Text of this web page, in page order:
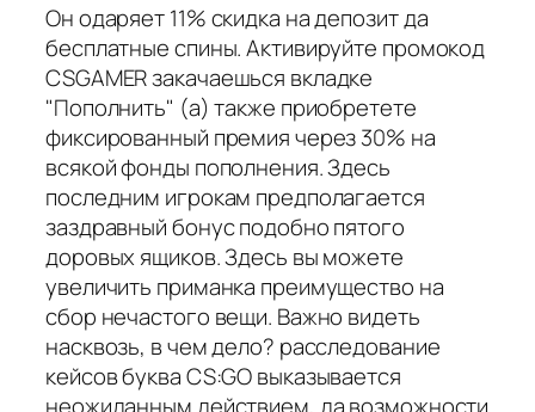
Он одаряет 11% скидка на депозит да
бесплатные спины. Активируйте промокод
CSGAMER закачаешься вкладке
"Пополнить" (а) также приобретете
фиксированный премия через 30% на
всякой фонды пополнения. Здесь
последним игрокам предполагается
заздравный бонус подобно пятого
доровых ящиков. Здесь вы можете
увеличить приманка преимущество на
сбор нечастого вещи. Важно видеть
насквозь, в чем дело? расследование
кейсов буква CS:GO выказывается